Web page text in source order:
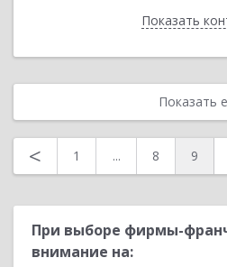
ПоказатьНазад
Показать
< 1 ... 8 9
При выборе фирмы-
внимание на: